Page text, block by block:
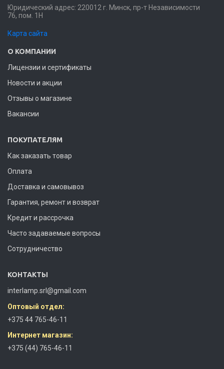
Юридический адрес: 220012 г. Минск, пр-т Независимости
76, пом. 1Н
Карта сайта
О КОМПАНИИ
Лицензии и сертификаты
Новости и акции
Отзывы о магазине
Вакансии
ПОКУПАТЕЛЯМ
Как заказать товар
Оплата
Доставка и самовывоз
Гарантия, ремонт и возврат
Кредит и рассрочка
Часто задаваемые вопросы
Сотрудничество
КОНТАКТЫ
interlamp.srl@gmail.com
Оптовый отдел:
+375 44 765-46-11
Интернет магазин:
+375 (44) 765-46-11